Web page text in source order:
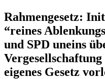
Rahmengesetz:
“reines
und SPD uneins
eigenes Gesetz